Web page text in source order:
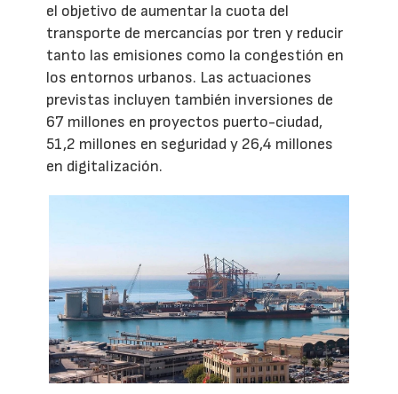
el objetivo de aumentar la cuota del
transporte de mercancías por tren y reducir
tanto las emisiones como la congestión en
los entornos urbanos. Las actuaciones
previstas incluyen también inversiones de
67 millones en proyectos puerto-ciudad,
51,2 millones en seguridad y 26,4 millones
en digitalización.